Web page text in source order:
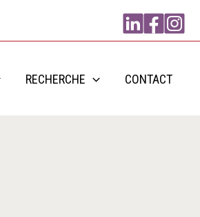
RECHERCHE CONTACT